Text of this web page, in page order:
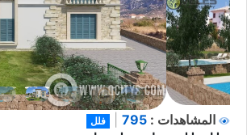
فلل المشاهدات :